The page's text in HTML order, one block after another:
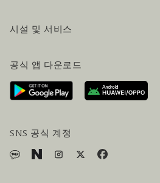
채용 / 커리어
문의하기
시설 및 서비스
방문 계획
오시는길
방문객 서비스
공식 앱 다운로드
SNS 공식 계정